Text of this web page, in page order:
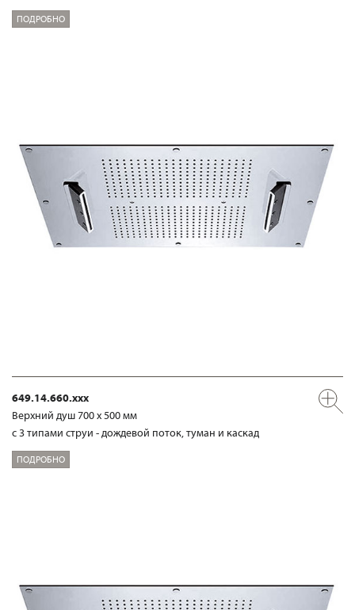
ПОДРОБНО
649.14.660.xxx
Верхний душ 700 х 500 мм
с 3 типами струи - дождевой поток, туман и каскад
ПОДРОБНО